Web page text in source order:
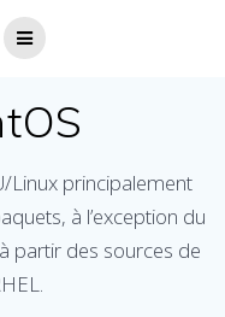
Linux principalement
à l’exception du
partir des sources de